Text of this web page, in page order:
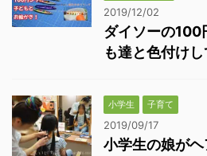
2019/12/02
ダイソーの100
も達と色付け
小学生 子育て
2019/09/17
小学生の娘が